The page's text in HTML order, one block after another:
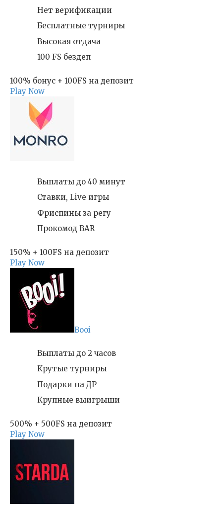
Нет верификации
Бесплатные турниры
Высокая отдача
100 FS бездеп
100% бонус + 100FS на депозит
Play Now
Выплаты до 40 минут
Ставки, Live игры
Фриспины за регу
Прокомод BAR
150% + 100FS на депозит
Play Now
Booi
Выплаты до 2 часов
Крутые турниры
Подарки на ДР
Крупные выигрыши
500% + 500FS на депозит
Play Now